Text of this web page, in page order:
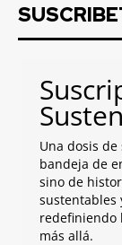
Una dosis
bandeja de
sino de
sustentables
redefiniendo
más allá.